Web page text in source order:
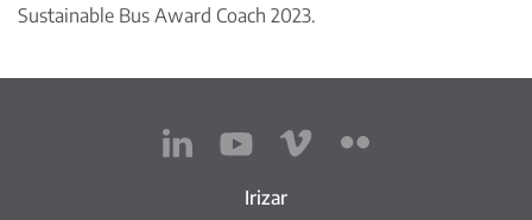
Sustainable Bus Award Coach 2023.
Irizar